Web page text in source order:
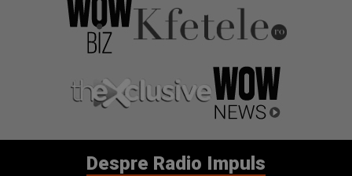
Despre Radio Impuls